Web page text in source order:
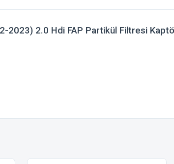
2.0 Hdi FAP Partikül Filtresi